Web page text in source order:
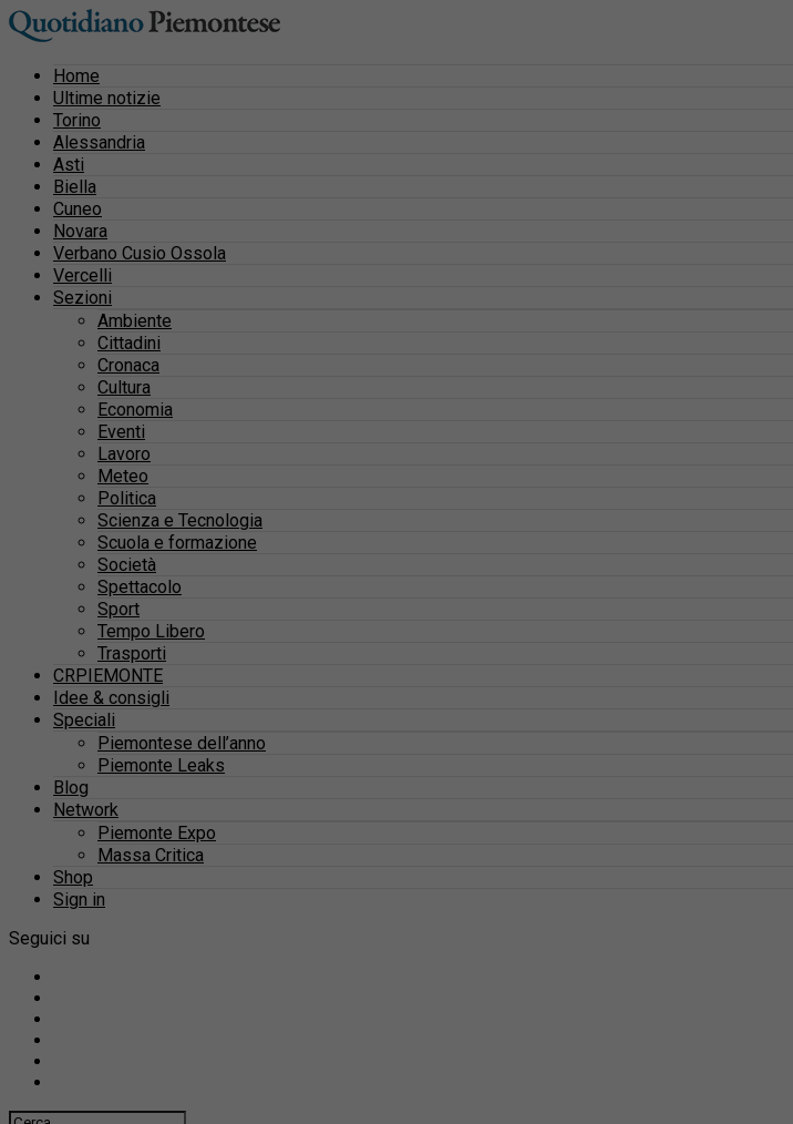
Home
Ultime notizie
Torino
Alessandria
Asti
Biella
Cuneo
Novara
Verbano Cusio Ossola
Vercelli
Sezioni
Ambiente
Cittadini
Cronaca
Cultura
Economia
Eventi
Lavoro
Meteo
Politica
Scienza e Tecnologia
Scuola e formazione
Società
Spettacolo
Sport
Tempo Libero
Trasporti
CRPIEMONTE
Idee & consigli
Speciali
Piemontese dell’anno
Piemonte Leaks
Blog
Network
Piemonte Expo
Massa Critica
Shop
Sign in
Seguici su